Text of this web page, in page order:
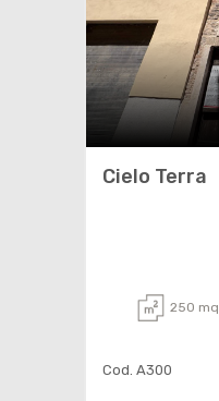
Cielo Terra
250 mq
Cod. A300